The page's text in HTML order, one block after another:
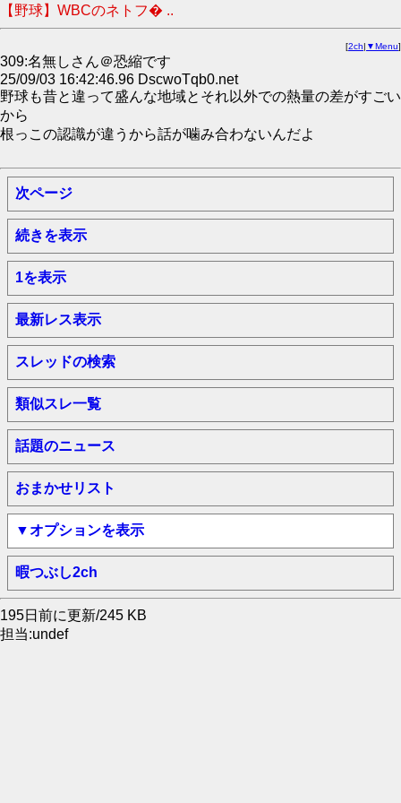
【野球】WBCのネトフ� ..
[2ch| ▼Menu]
309:名無しさん＠恐縮です
25/09/03 16:42:46.96 DscwoTqb0.net
野球も昔と違って盛んな地域とそれ以外での熱量の差がすごい
から
根っこの認識が違うから話が噛み合わないんだよ
次ページ
続きを表示
1を表示
最新レス表示
スレッドの検索
類似スレ一覧
話題のニュース
おまかせリスト
▼オプションを表示
暇つぶし2ch
195日前に更新/245 KB
担当:undef